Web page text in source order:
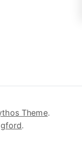
Theme.
.